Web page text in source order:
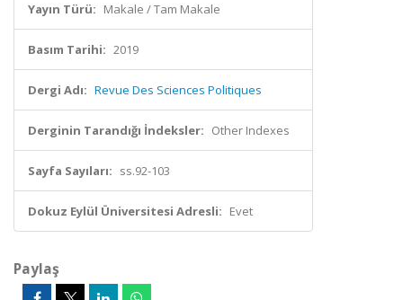
Yayın Türü: Makale / Tam Makale
Basım Tarihi: 2019
Dergi Adı: Revue Des Sciences Politiques
Derginin Tarandığı İndeksler: Other Indexes
Sayfa Sayıları: ss.92-103
Dokuz Eylül Üniversitesi Adresli: Evet
Paylaş